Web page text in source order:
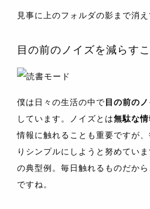
見事に上のフォルダの影まで消え
目の前のノイズを減らす
僕は日々の生活の中で目の前の
しています。ノイズとは無駄な情
情報に触れることも重要ですが
りシンプルにしようと努めてい
の典型例。毎日触れるものだか
ですね。